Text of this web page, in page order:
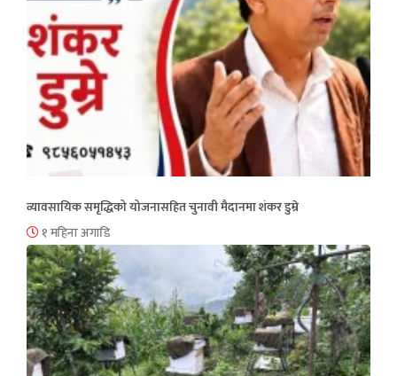
व्यावसायिक समृद्धिको योजनासहित चुनावी मैदानमा शंकर डुम्रे
१ महिना अगाडि